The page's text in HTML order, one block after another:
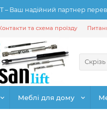
– Ваш надійний партнер
та схема проїзду
Скрізь
Меблі для дому